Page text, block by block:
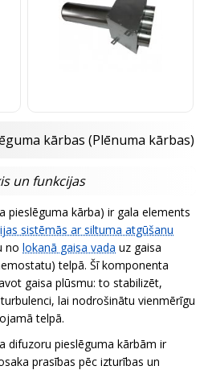
kārbas (Plēnuma kārbas)
un funkcijas
pieslēguma kārba) ir gala elements
sistēmās ar siltuma atgūšanu
no lokanā gaisa vada uz gaisa
telpā. Šī komponenta
gaisa plūsmu: to stabilizēt,
lai nodrošinātu vienmērīgu
telpā.
difuzoru pieslēguma kārbām ir
prasības pēc izturības un